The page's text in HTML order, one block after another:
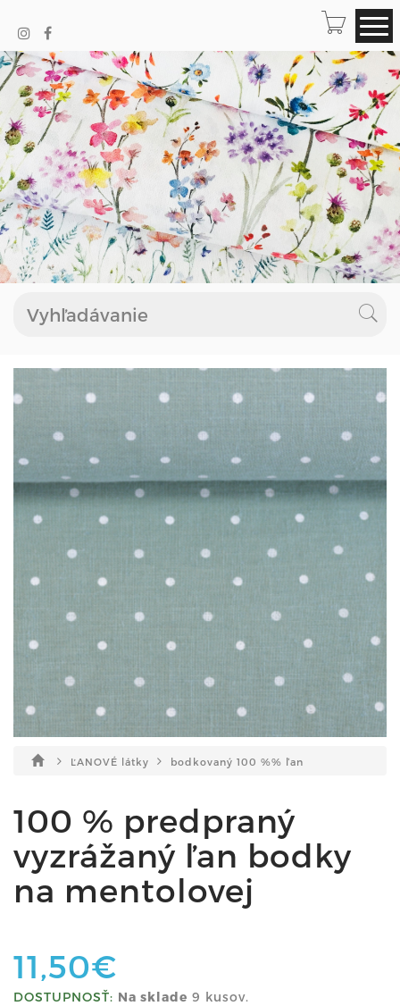
ĽANOVÉ látky bodkovaný 100 %% ľan
100 % predpraný
vyzrážaný ľan bodky
na mentolovej
11,50€
DOSTUPNOSŤ: Na sklade 9 kusov.